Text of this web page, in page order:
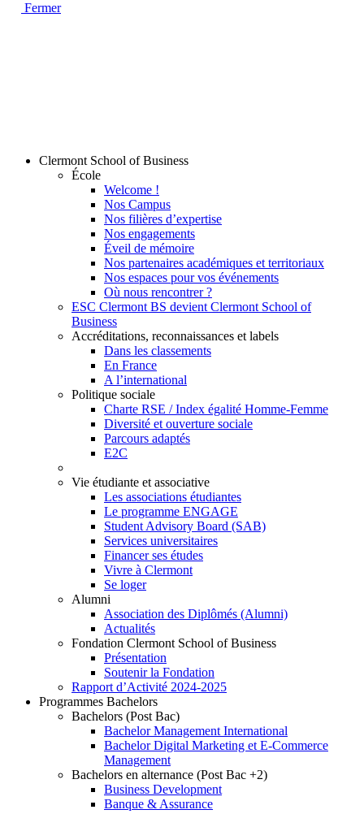
Fermer
Clermont School of Business
École
Welcome !
Nos Campus
Nos filières d’expertise
Nos engagements
Éveil de mémoire
Nos partenaires académiques et territoriaux
Nos espaces pour vos événements
Où nous rencontrer ?
ESC Clermont BS devient Clermont School of
Business
Accréditations, reconnaissances et labels
Dans les classements
En France
A l’international
Politique sociale
Charte RSE / Index égalité Homme-Femme
Diversité et ouverture sociale
Parcours adaptés
E2C
Vie étudiante et associative
Les associations étudiantes
Le programme ENGAGE
Student Advisory Board (SAB)
Services universitaires
Financer ses études
Vivre à Clermont
Se loger
Alumni
Association des Diplômés (Alumni)
Actualités
Fondation Clermont School of Business
Présentation
Soutenir la Fondation
Rapport d’Activité 2024-2025
Programmes Bachelors
Bachelors (Post Bac)
Bachelor Management International
Bachelor Digital Marketing et E-Commerce
Management
Bachelors en alternance (Post Bac +2)
Business Development
Banque & Assurance